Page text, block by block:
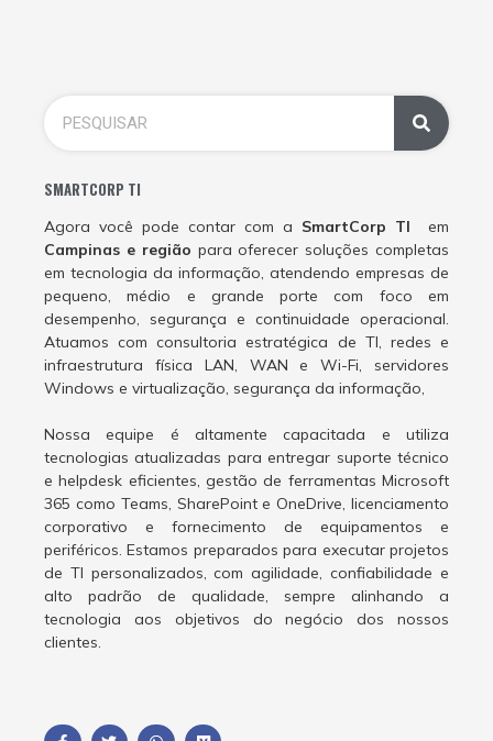
SMARTCORP TI
Agora você pode contar com a SmartCorp TI em
Campinas e região para oferecer soluções completas
em tecnologia da informação, atendendo empresas de
pequeno, médio e grande porte com foco em
desempenho, segurança e continuidade operacional.
Atuamos com consultoria estratégica de TI, redes e
infraestrutura física LAN, WAN e Wi-Fi, servidores
Windows e virtualização, segurança da informação,
Nossa equipe é altamente capacitada e utiliza
tecnologias atualizadas para entregar suporte técnico
e helpdesk eficientes, gestão de ferramentas Microsoft
365 como Teams, SharePoint e OneDrive, licenciamento
corporativo e fornecimento de equipamentos e
periféricos. Estamos preparados para executar projetos
de TI personalizados, com agilidade, confiabilidade e
alto padrão de qualidade, sempre alinhando a
tecnologia aos objetivos do negócio dos nossos
clientes.